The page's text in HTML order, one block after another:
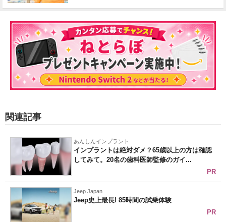
関連記事
あんしんインプラント
インプラントは絶対ダメ？65歳以上の方は確認
してみて。20名の歯科医師監修のガイ...
PR
Jeep Japan
Jeep史上最長! 85時間の試乗体験
PR